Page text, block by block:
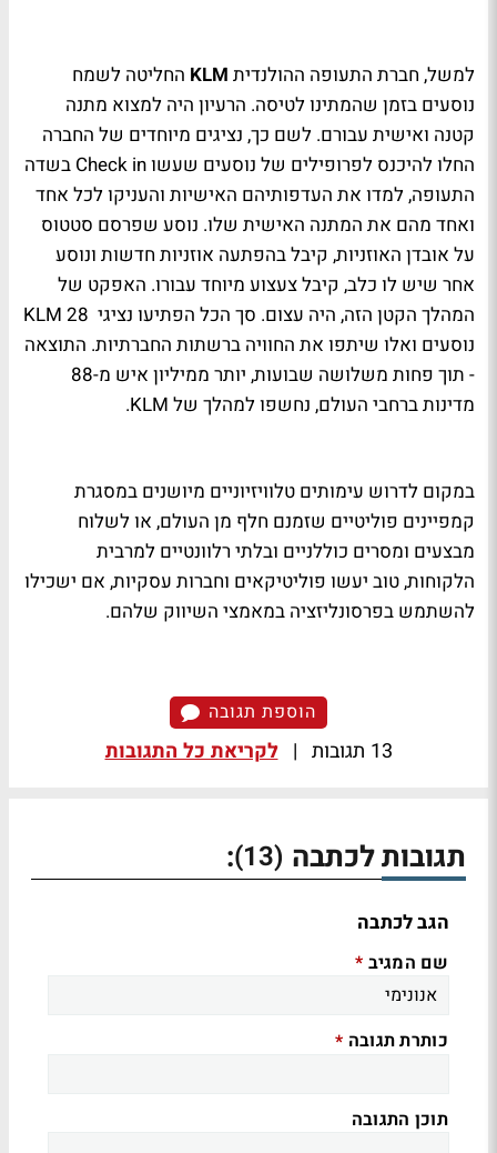
למשל, חברת התעופה ההולנדית KLM החליטה לשמח
נוסעים בזמן שהמתינו לטיסה. הרעיון היה למצוא מתנה
קטנה ואישית עבורם. לשם כך, נציגים מיוחדים של החברה
החלו להיכנס לפרופילים של נוסעים שעשוCheck in בשדה
התעופה, למדו את העדפותיהם האישיות והעניקו לכל אחד
ואחד מהם את המתנה האישית שלו. נוסע שפרסם סטטוס
על אובדן האוזניות, קיבל בהפתעה אוזניות חדשות ונוסע
אחר שיש לו כלב, קיבל צעצוע מיוחד עבורו. האפקט של
המהלך הקטן הזה, היה עצום. סך הכל הפתיעו נציגי 28
KLM
נוסעים ואלו שיתפו את החוויה ברשתות החברתיות. התוצאה
- תוך פחות משלושה שבועות, יותר ממיליון איש מ-88
מדינות ברחבי העולם, נחשפו למהלך של KLM
.
במקום לדרוש עימותים טלוויזיוניים מיושנים במסגרת
קמפיינים פוליטיים שזמנם חלף מן העולם, או לשלוח
מבצעים ומסרים כוללניים ובלתי רלוונטיים למרבית
הלקוחות, טוב יעשו פוליטיקאים וחברות עסקיות, אם ישכילו
להשתמש בפרסונליזציה במאמצי השיווק שלהם.
הוספת תגובה
13 תגובות | לקריאת כל התגובות
תגובות לכתבה (13)
:
הגב לכתבה
שם המגיב *
כותרת תגובה *
תוכן התגובה